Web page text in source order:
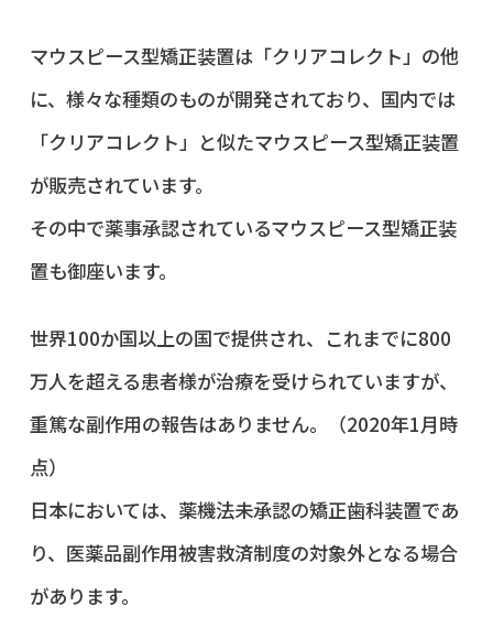
マウスピース型矯正装置は「クリアコレクト」の他
に、様々な種類のものが開発されており、国内では
「クリアコレクト」と似たマウスピース型矯正装置
が販売されています。
その中で薬事承認されているマウスピース型矯正装
置も御座います。
世界100か国以上の国で提供され、これまでに800
万人を超える患者様が治療を受けられていますが、
重篤な副作用の報告はありません。（2020年1月時
点）
日本においては、薬機法未承認の矯正歯科装置であ
り、医薬品副作用被害救済制度の対象外となる場合
があります。